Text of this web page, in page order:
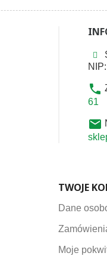
phone
61
email
TWOJE
Dane
Moje